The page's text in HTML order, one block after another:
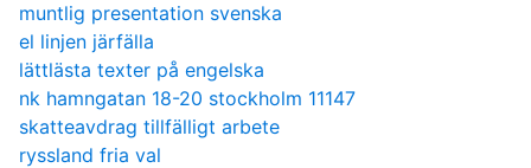
muntlig presentation svenska
el linjen järfälla
lättlästa texter på engelska
nk hamngatan 18-20 stockholm 11147
skatteavdrag tillfälligt arbete
ryssland fria val